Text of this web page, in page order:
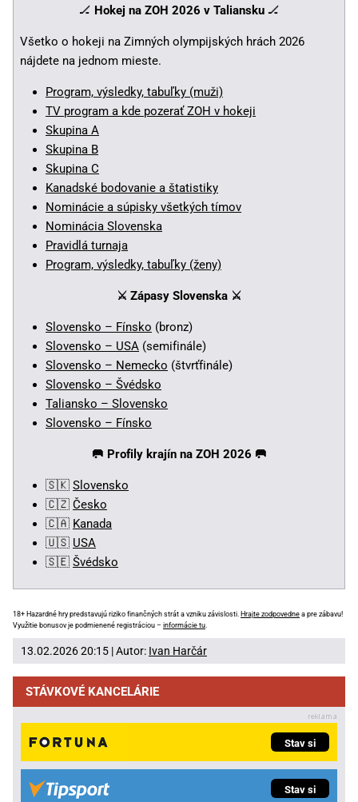
🏒 Hokej na ZOH 2026 v Taliansku 🏒
Všetko o hokeji na Zimných olympijských hrách 2026
nájdete na jednom mieste.
Program, výsledky, tabuľky (muži)
TV program a kde pozerať ZOH v hokeji
Skupina A
Skupina B
Skupina C
Kanadské bodovanie a štatistiky
Nominácie a súpisky všetkých tímov
Nominácia Slovenska
Pravidlá turnaja
Program, výsledky, tabuľky (ženy)
⚔️ Zápasy Slovenska ⚔️
Slovensko – Fínsko (bronz)
Slovensko – USA (semifinále)
Slovensko – Nemecko (štvrťfinále)
Slovensko – Švédsko
Taliansko – Slovensko
Slovensko – Fínsko
🥅 Profily krajín na ZOH 2026 🥅
🇸🇰 Slovensko
🇨🇿 Česko
🇨🇦 Kanada
🇺🇸 USA
🇸🇪 Švédsko
18+ Hazardné hry predstavujú riziko finančných strát a vzniku závislosti. Hrajte zodpovedne a pre zábavu!
Využitie bonusov je podmienené registráciou – informácie tu
13.02.2026 20:15 | Autor: Ivan Harčár
STÁVKOVÉ KANCELÁRIE
Stav si
Stav si